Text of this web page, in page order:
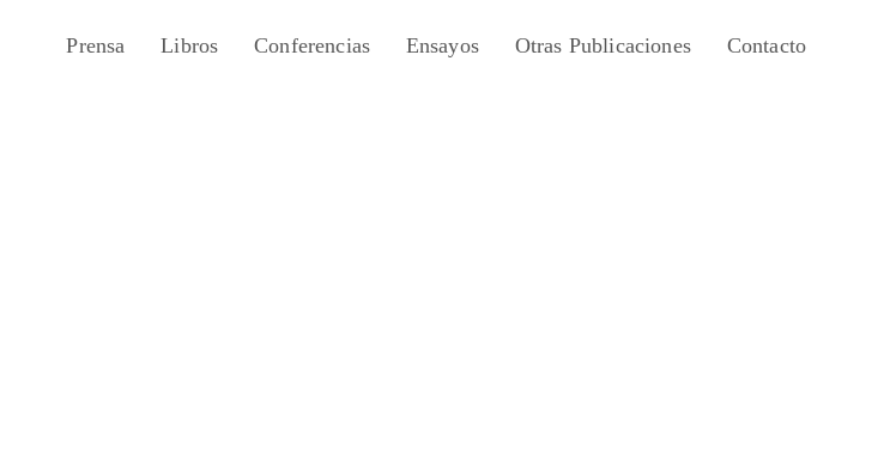
Prensa Libros Conferencias Ensayos Otras Publicaciones Contacto